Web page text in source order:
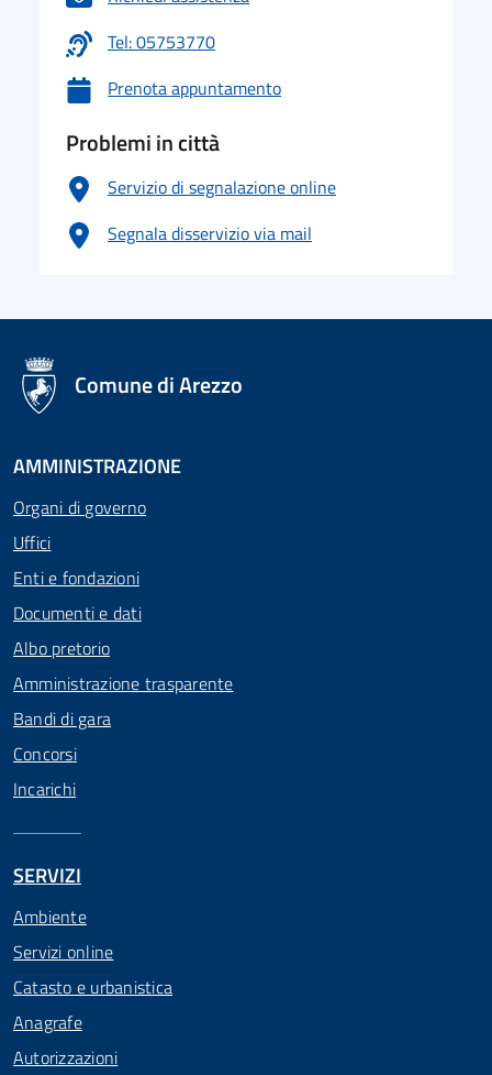
Tel: 05753770
Prenota appuntamento
Problemi in città
Servizio di segnalazione online
Segnala disservizio via mail
logo Unione Europea
Comune di Arezzo
AMMINISTRAZIONE
Organi di governo
Uffici
Enti e fondazioni
Documenti e dati
Albo pretorio
Amministrazione trasparente
Bandi di gara
Concorsi
Incarichi
SERVIZI
Ambiente
Servizi online
Catasto e urbanistica
Anagrafe
Autorizzazioni